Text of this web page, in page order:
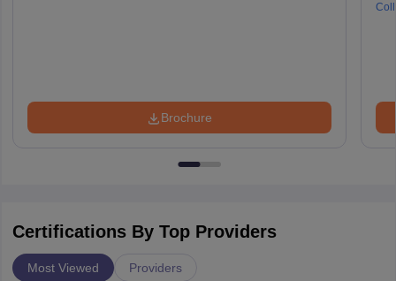
Brochure
Certifications By Top Providers
Most Viewed Providers